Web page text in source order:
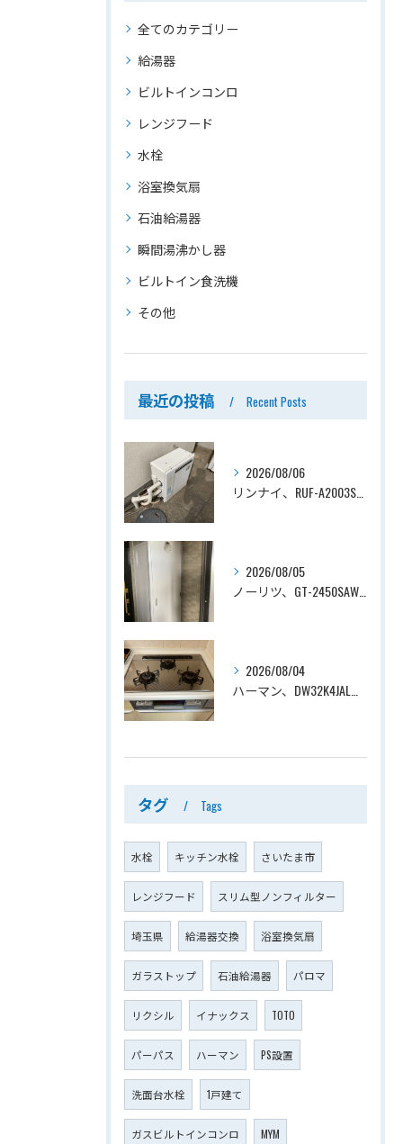
全てのカテゴリー
給湯器
ビルトインコンロ
レンジフード
水栓
浴室換気扇
石油給湯器
瞬間湯沸かし器
ビルトイン食洗機
その他
最近の投稿 Recent Posts
2026/08/06
リンナイ、RUF-A2003SAG(A)→ノーリツ、GT-C2072SAR-1 BL、20号、エコジョーズ、オート、屋外据置型、給湯器交換工事ー埼玉県上尾市平塚
2026/08/05
ノーリツ、GT-2450SAWX-TB→ノーリツ、GT-2470SAW-TB-1 BL 、24号、オート、PS扉内後方排気、給湯器交換工事ー埼玉県さいたま市南区鹿手袋
2026/08/04
ハーマン、DW32K4JAL→ノーリツ、N3WV6RWTP2SI、ファミ、つやめきガラストップ、天板幅60cmタイプ、ビルトインコンロ交換工事ー埼玉県さいたま市西区宮前町
タグ Tags
水栓 キッチン水栓 さいたま市
レンジフード スリム型ノンフィルター
埼玉県 給湯器交換 浴室換気扇
ガラストップ 石油給湯器 パロマ
リクシル イナックス TOTO
パーパス ハーマン PS設置
洗面台水栓 1戸建て
ガスビルトインコンロ MYM